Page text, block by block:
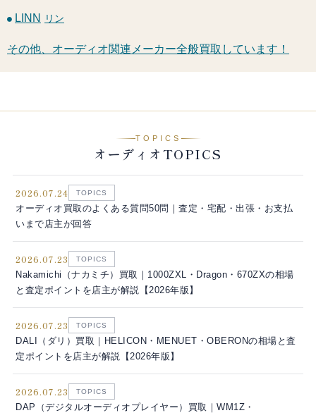
LINN リン
その他、オーディオ関連メーカー全般買取しています！
TOPICS
オーディオTOPICS
2026.07.24 TOPICS
オーディオ買取のよくある質問50問｜査定・宅配・出張・お支払
いまで店主が回答
2026.07.23 TOPICS
Nakamichi（ナカミチ）買取｜1000ZXL・Dragon・670ZXの相場
と査定ポイントを店主が解説【2026年版】
2026.07.23 TOPICS
DALI（ダリ）買取｜HELICON・MENUET・OBERONの相場と査
定ポイントを店主が解説【2026年版】
2026.07.23 TOPICS
DAP（デジタルオーディオプレイヤー）買取｜WM1Z・